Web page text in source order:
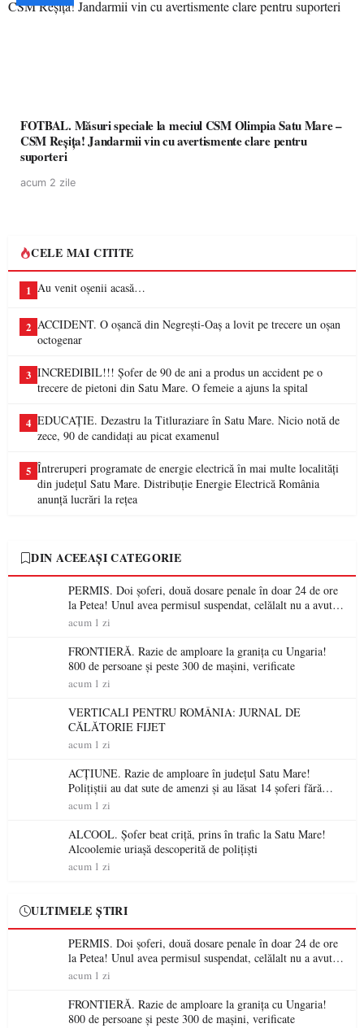
FOTBAL. Măsuri speciale la meciul CSM Olimpia Satu Mare –
CSM Reșița! Jandarmii vin cu avertismente clare pentru
suporteri
acum 2 zile
CELE MAI CITITE
1 Au venit oșenii acasă…
2 ACCIDENT. O oșancă din Negrești-Oaș a lovit pe trecere un oșan
octogenar
3 INCREDIBIL!!! Șofer de 90 de ani a produs un accident pe o
trecere de pietoni din Satu Mare. O femeie a ajuns la spital
4 EDUCAȚIE. Dezastru la Titluraziare în Satu Mare. Nicio notă de
zece, 90 de candidați au picat examenul
5 Întreruperi programate de energie electrică în mai multe localități
din județul Satu Mare. Distribuție Energie Electrică România
anunță lucrări la rețea
DIN ACEEAȘI CATEGORIE
PERMIS. Doi șoferi, două dosare penale în doar 24 de ore
la Petea! Unul avea permisul suspendat, celălalt nu a avut
niciodată permis
acum 1 zi
FRONTIERĂ. Razie de amploare la granița cu Ungaria!
800 de persoane și peste 300 de mașini, verificate
acum 1 zi
VERTICALI PENTRU ROMÂNIA: JURNAL DE
CĂLĂTORIE FIJET
acum 1 zi
ACȚIUNE. Razie de amploare în județul Satu Mare!
Polițiștii au dat sute de amenzi și au lăsat 14 șoferi fără
permis într-o singură zi
acum 1 zi
ALCOOL. Șofer beat criță, prins în trafic la Satu Mare!
Alcoolemie uriașă descoperită de polițiști
acum 1 zi
ULTIMELE ȘTIRI
PERMIS. Doi șoferi, două dosare penale în doar 24 de ore
la Petea! Unul avea permisul suspendat, celălalt nu a avut
niciodată permis
acum 1 zi
FRONTIERĂ. Razie de amploare la granița cu Ungaria!
800 de persoane și peste 300 de mașini, verificate